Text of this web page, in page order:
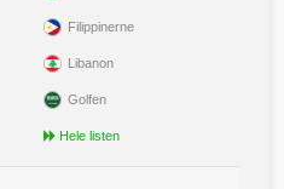
Filippinerne
Libanon
Golfen
Hele listen